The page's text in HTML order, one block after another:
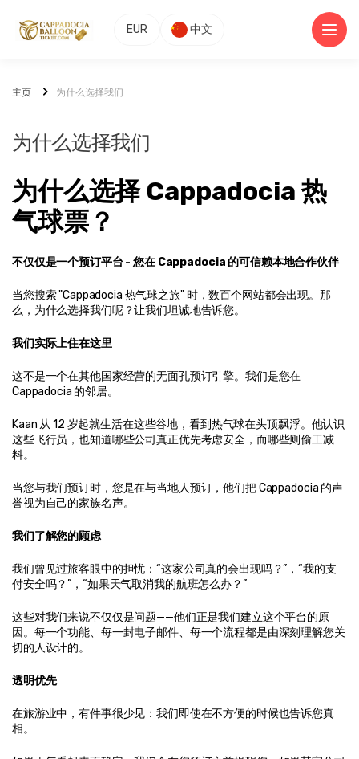
EUR 中文
主页 为什么选择我们
为什么选择我们
为什么选择 Cappadocia 热
气球票？
不仅仅是一个预订平台 - 您在 Cappadocia 的可信赖本地合作伙伴
当您搜索 "Cappadocia 热气球之旅" 时，数百个网站都会出现。那
么，为什么选择我们呢？让我们坦诚地告诉您。
我们实际上住在这里
这不是一个在其他国家经营的无面孔预订引擎。我们是您在
Cappadocia 的邻居。
Kaan 从 12 岁起就生活在这些谷地，看到热气球在头顶飘浮。他认识
这些飞行员，也知道哪些公司真正优先考虑安全，而哪些则偷工减
料。
当您与我们预订时，您是在与当地人预订，他们把 Cappadocia 的声
誉视为自己的家族名声。
我们了解您的顾虑
我们曾见过旅客眼中的担忧：“这家公司真的会出现吗？”，“我的支
付安全吗？”，“如果天气取消我的航班怎么办？”
这些对我们来说不仅仅是问题——他们正是我们建立这个平台的原
因。每一个功能、每一封电子邮件、每一个流程都是由深刻理解您关
切的人设计的。
透明优先
在旅游业中，有件事很少见：我们即使在不方便的时候也告诉您真
相。